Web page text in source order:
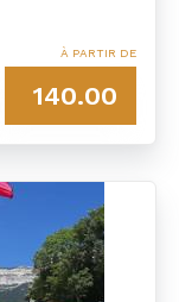
À PARTIR DE
140.00